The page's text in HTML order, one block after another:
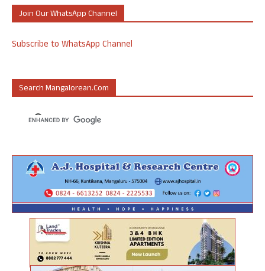
Join Our WhatsApp Channel
Subscribe to WhatsApp Channel
Search Mangalorean.com